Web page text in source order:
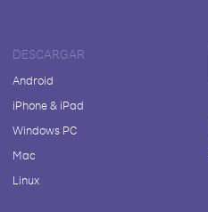
DESCARGAR
Android
iPhone & iPad
Windows PC
Mac
Linux